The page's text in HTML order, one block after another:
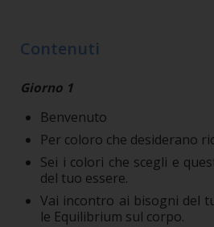
Contenuti
Giorno 1
Benvenuto
Per coloro che desiderano
Sei i colori che scegli e
del tuo essere.
Vai incontro ai bisogni del
le Equilibrium sul corpo.